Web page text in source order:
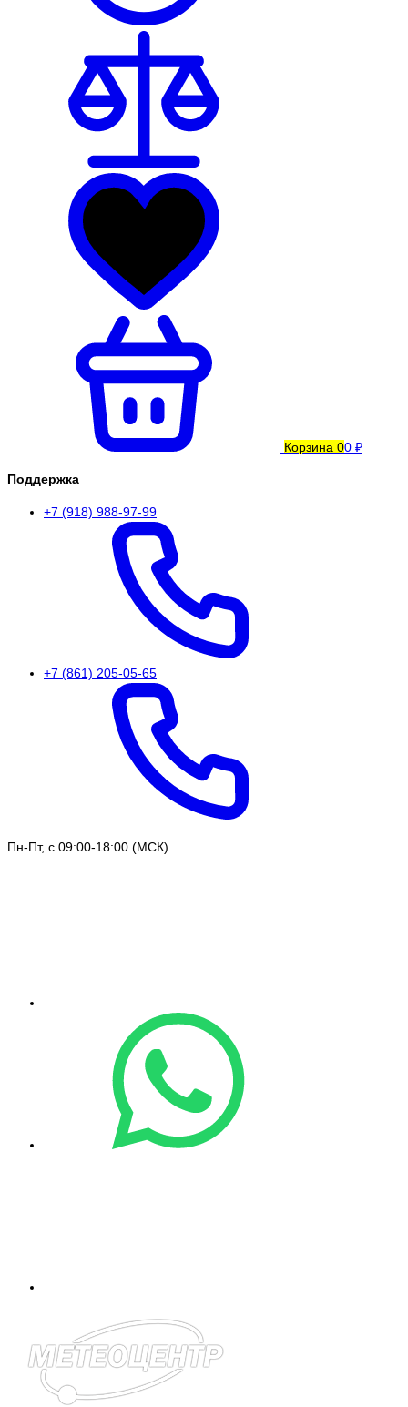
Корзина 00 ₽
Поддержка
+7 (918) 988-97-99
+7 (861) 205-05-65
Пн-Пт, с 09:00-18:00 (МСК)